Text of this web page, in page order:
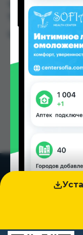
73.00 TJS в
Таджикистана
Цена: от3.40